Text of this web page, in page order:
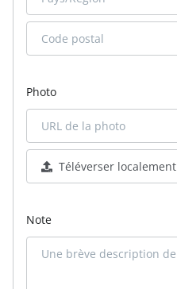
Photo
Téléverser localement
Note